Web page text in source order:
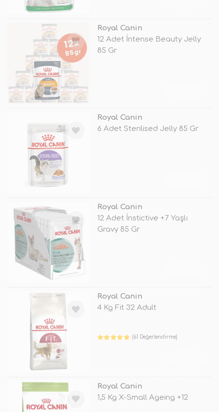
Royal Canin
12 Adet İntense Beauty Jelly
85 Gr
Royal Canin
6 Adet Sterilised Jelly 85 Gr
Royal Canin
12 Adet İnstictive +7 Yaşlı
Gravy 85 Gr
Royal Canin
4 Kg Fit 32 Adult
(61 Değerlendirme)
Royal Canin
1,5 Kg X-Small Ageing +12